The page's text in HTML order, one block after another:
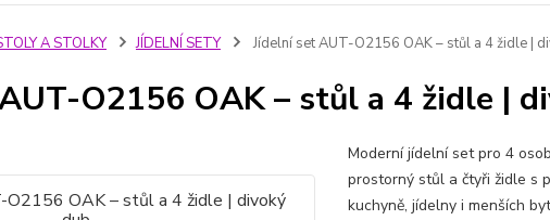
A STOLKY JÍDELNÍ SETY Jídelní set AUT-O2156 OAK – stůl a 4 židle |
O2156 OAK – stůl a 4 židle |
Moderní jídelní set pro 4
prostorný stůl a čtyři židle s
kuchyně, jídelny i menších